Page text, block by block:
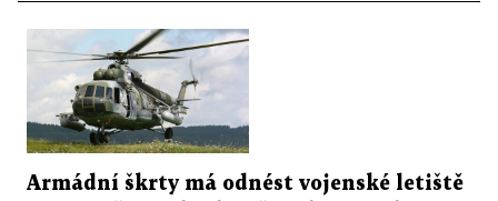
Armádní škrty má odnést vojenské letiště